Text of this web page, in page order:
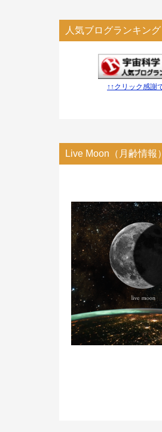
人気ブログランキング
↑↑クリック感謝
Live Moon（月齢情報）